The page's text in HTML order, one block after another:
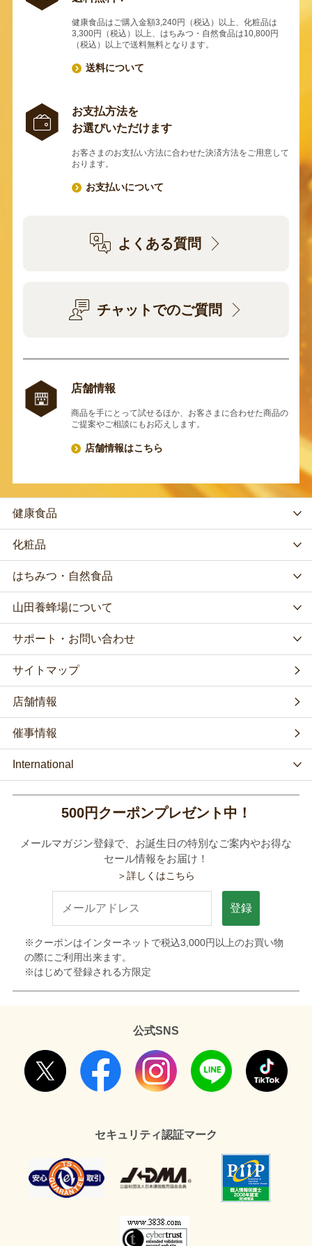
健康食品はご購入金額3,240円（税込）以上、化粧品は
3,300円（税込）以上、はちみつ・自然食品は10,800円
（税込）以上で送料無料となります。
送料について
お支払方法を
お選びいただけます
お客さまのお支払い方法に合わせた決済方法をご用意して
おります。
お支払いについて
よくある質問
チャットでのご質問
店舗情報
商品を手にとって試せるほか、お客さまに合わせた商品の
ご提案やご相談にもお応えします。
店舗情報はこちら
健康食品
化粧品
はちみつ・自然食品
山田養蜂場について
サポート・お問い合わせ
サイトマップ
店舗情報
催事情報
International
500円クーポンプレゼント中！
メールマガジン登録で、お誕生日の特別なご案内やお得な
セール情報をお届け！
＞詳しくはこちら
登録
※クーポンはインターネットで税込3,000円以上のお買い物
の際にご利用出来ます。
※はじめて登録される方限定
公式SNS
セキュリティ認証マーク